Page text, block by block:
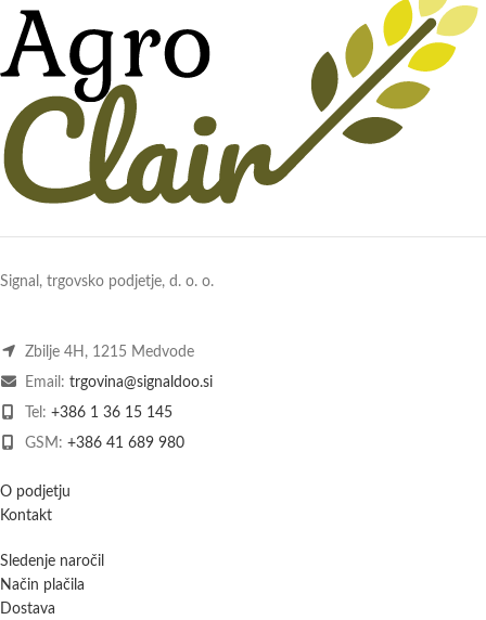
Signal, trgovsko podjetje, d. o. o.
Zbilje 4H, 1215 Medvode
Email: trgovina@signaldoo.si
Tel: +386 1 36 15 145
GSM: +386 41 689 980
O podjetju
Kontakt
Sledenje naročil
Način plačila
Dostava